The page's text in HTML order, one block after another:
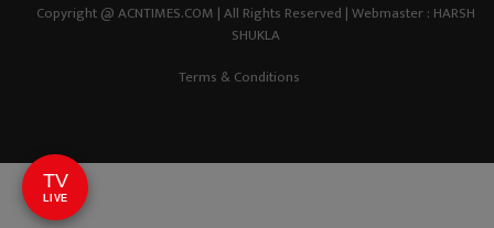
Copyright @ ACNTIMES.COM | All Rights Reserved | Webmaster : HARSH
SHUKLA
Terms & Conditions
TV
LIVE